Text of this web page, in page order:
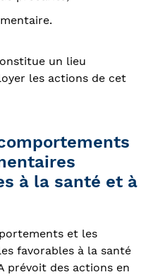
un lieu
les actions de cet
à la santé et à
et les
favorables à la santé
prévoit des actions en